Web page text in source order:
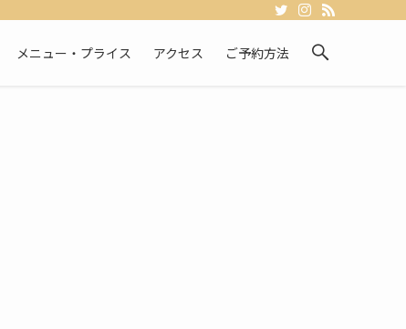
メニュー・プライス アクセス ご予約方法